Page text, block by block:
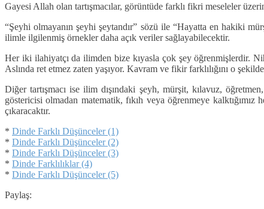
Gayesi Allah olan tartışmacılar, görüntüde farklı fikri meseleler
“Şeyhi olmayanın şeyhi şeytandır” sözü ile “Hayatta en hakiki
ilimle ilgilenmiş örnekler daha açık veriler sağlayabilecektir.
Her iki ilahiyatçı da ilimden bize kıyasla çok şey öğrenmişlerdir.
Aslında ret etmez zaten yaşıyor. Kavram ve fikir farklılığını o şekilde
Diğer tartışmacı ise ilim dışındaki şeyh, mürşit, kılavuz,
göstericisi olmadan matematik, fıkıh veya öğrenmeye kalktığımız
çıkaracaktır.
* Dinde Farklı Düşünceler (1)
* Dinde Farklı Düşünceler (2)
* Dinde Farklı Düşünceler (3)
* Dinde Farklılıklar (4)
* Dinde Farklı Düşünceler (5)
Paylaş: